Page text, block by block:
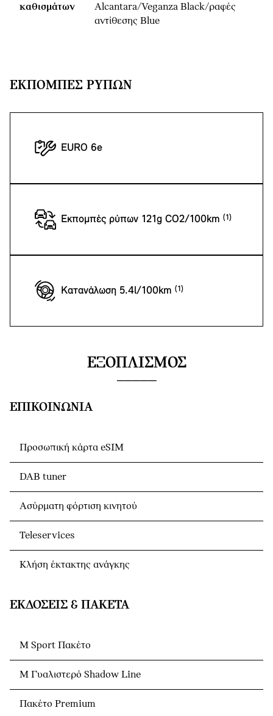
καθισμάτων
Alcantara/Veganza Black/ραφές
αντίθεσης Blue
ΕΚΠΟΜΠΈΣ ΡΎΠΩΝ
EURO 6e
Εκπομπές ρύπων 121g CO2/100km
Κατανάλωση 5.4l/100km
ΕΞΟΠΛΙΣΜΌΣ
ΕΠΙΚΟΙΝΩΝΊΑ
Προσωπική κάρτα eSIM
DAB tuner
Ασύρματη φόρτιση κινητού
Teleservices
Κλήση έκτακτης ανάγκης
ΕΚΔΌΣΕΙΣ & ΠΑΚΈΤΑ
M Sport Πακέτο
M Γυαλιστερό Shadow Line
Πακέτο Premium